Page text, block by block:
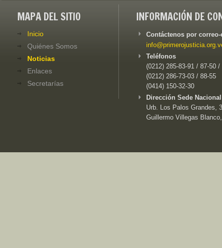
MAPA DEL SITIO
Inicio
Quiénes Somos
Noticias
Enlaces
Secretarías
INFORMACIÓN DE
Contáctenos por
Teléfonos
(0212) 285-83-91 / 87-50 /
(0212) 286-73-03 / 88-55
(0414) 150-32-30
Dirección Sede
Urb. Los Palos Grandes,
Guillermo Villegas